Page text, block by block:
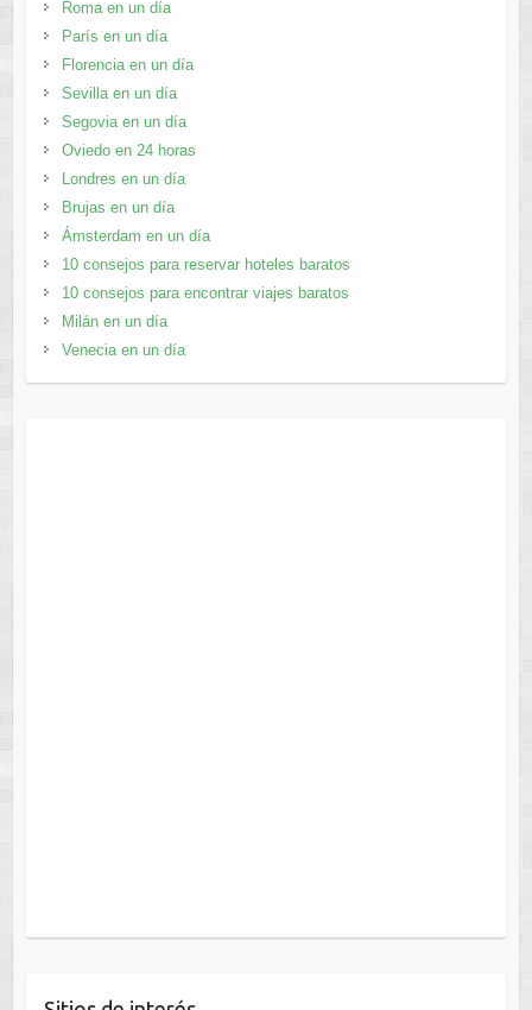
Roma en un día
París en un día
Florencia en un día
Sevilla en un día
Segovia en un día
Oviedo en 24 horas
Londres en un día
Brujas en un día
Ámsterdam en un día
10 consejos para reservar hoteles baratos
10 consejos para encontrar viajes baratos
Milán en un día
Venecia en un día